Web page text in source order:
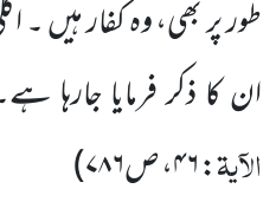
طور پر بھی، وہ کفار ہیں ۔
ان کا ذکر فرمایا جارہا
الآیۃ:۴۶، ص۷۸۶)